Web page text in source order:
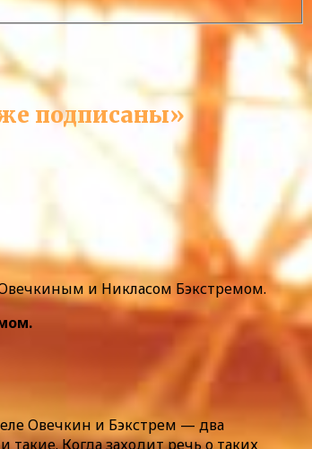
подписаны»
и Никласом Бэкстремом.
Овечкин и Бэкстрем — два
Когда заходит речь о таких